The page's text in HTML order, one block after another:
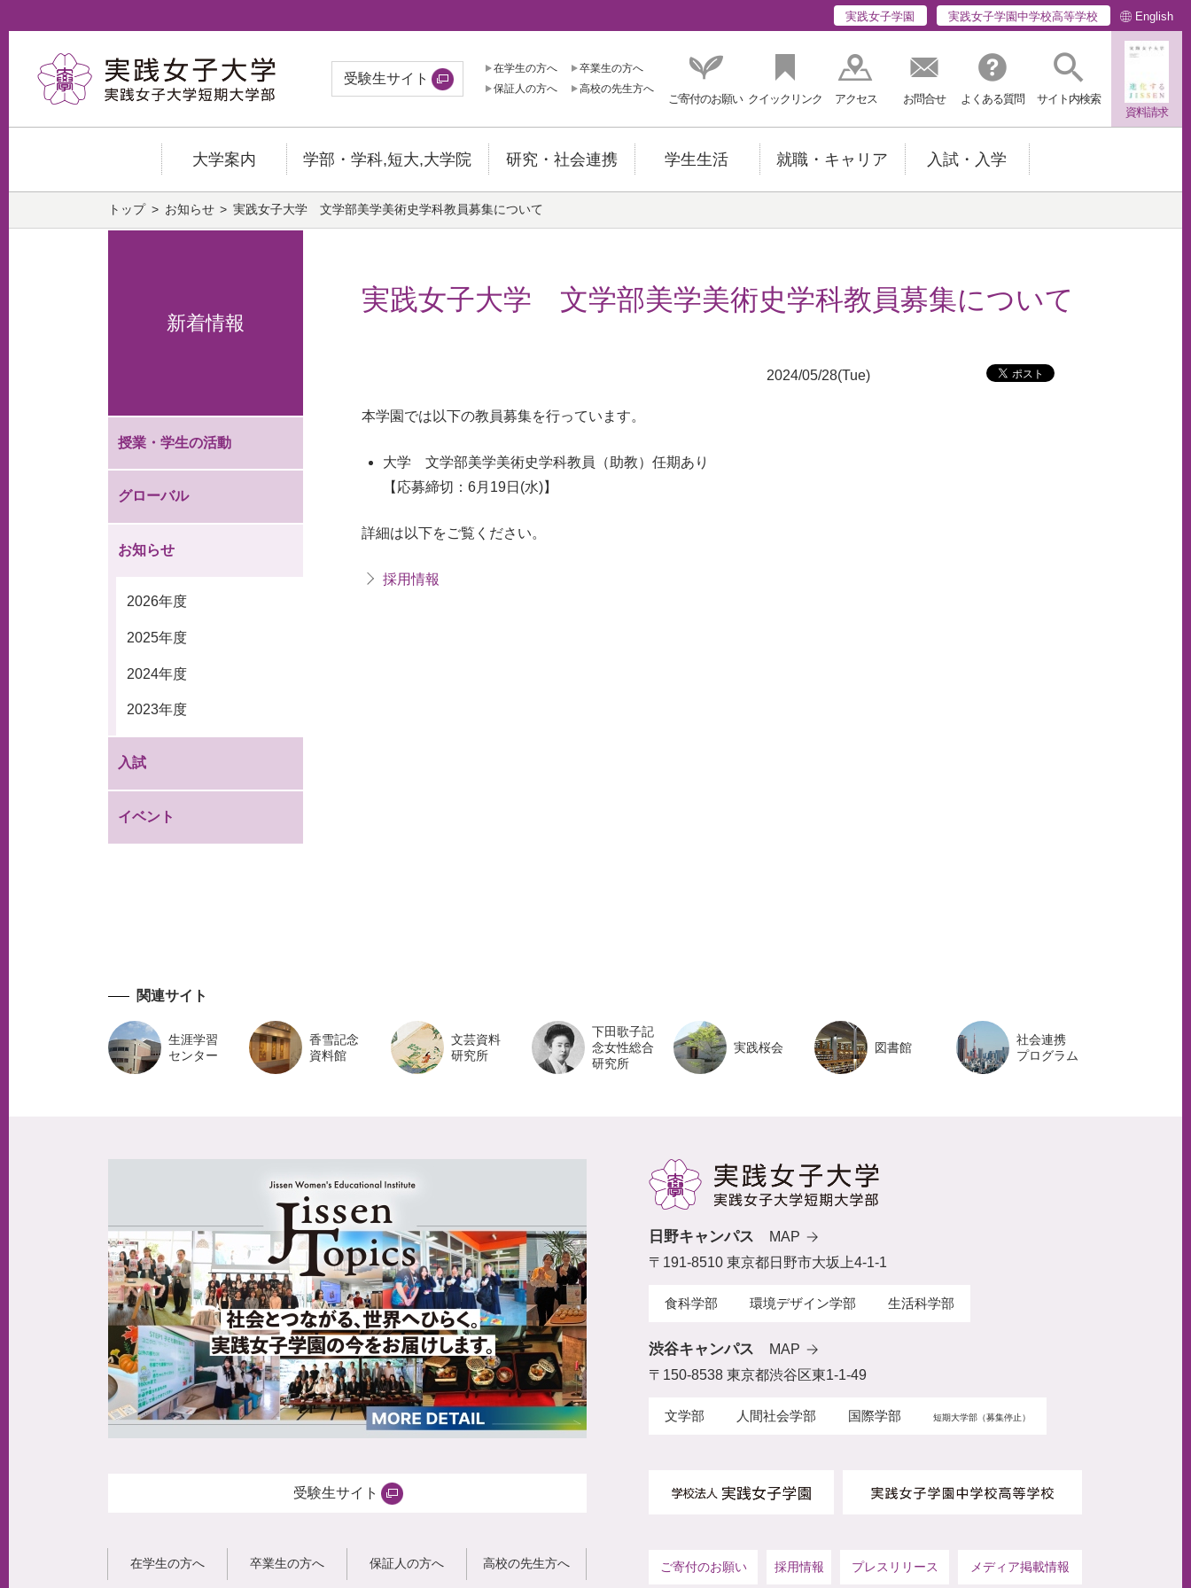
実践女子学園 実践女子学園中学校高等学校 English
受験生サイト
在学生の方へ
卒業生の方へ
保証人の方へ
高校の先生方へ
ご寄付のお願い クイックリンク アクセス お問合せ よくある質問
サイト内検索
資料請求
大学案内 学部・学科,短大,大学院 研究・社会連携 学生生活 就職・キャリア 入試・入学
トップ お知らせ 実践女子大学 文学部美学美術史学科教員募集について
新着情報
授業・学生の活動
グローバル
お知らせ
2026年度
2025年度
2024年度
2023年度
入試
イベント
実践女子大学 文学部美学美術史学科教員募集について
2024/05/28(Tue)
本学園では以下の教員募集を行っています。
大学 文学部美学美術史学科教員（助教）任期あり
【応募締切：6月19日(水)】
詳細は以下をご覧ください。
採用情報
関連サイト
生涯学習
センター
香雪記念
資料館
文芸資料
研究所
下田歌子記
念女性総合
研究所
実践桜会 図書館
社会連携
プログラム
受験生サイト
在学生の方へ 卒業生の方へ 保証人の方へ 高校の先生方へ
日野キャンパス
MAP
〒191-8510 東京都日野市大坂上4-1-1
食科学部 環境デザイン学部 生活科学部
渋谷キャンパス
MAP
〒150-8538 東京都渋谷区東1-1-49
文学部 人間社会学部 国際学部 短期大学部（募集停止）
ご寄付のお願い 採用情報 プレスリリース メディア掲載情報